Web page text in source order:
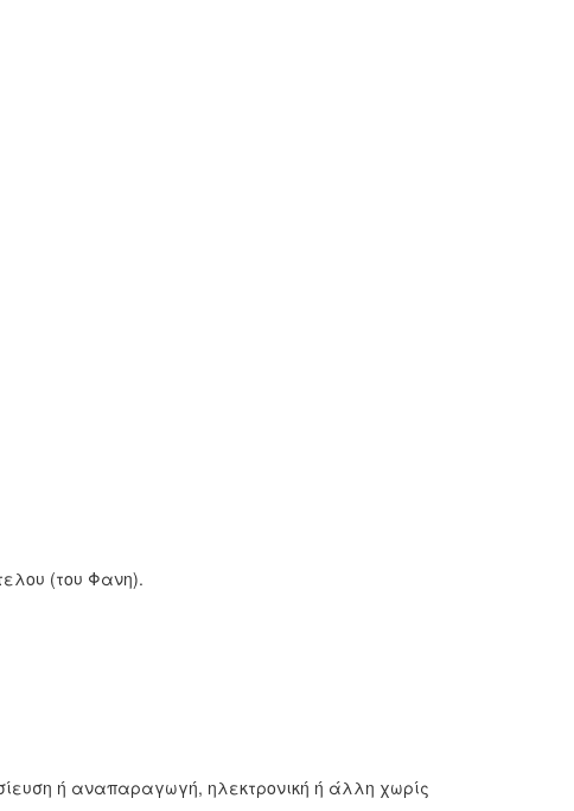
(του Φανη).
ή αναπαραγωγή, ηλεκτρονική ή άλλη χωρίς